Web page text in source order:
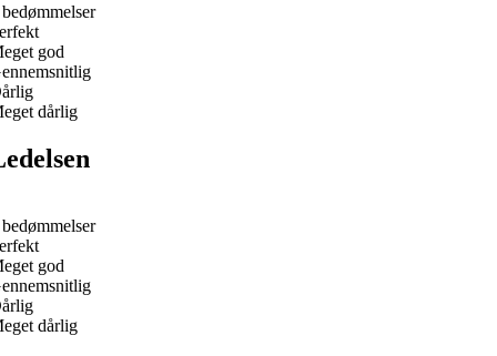
god
dårlig
god
dårlig